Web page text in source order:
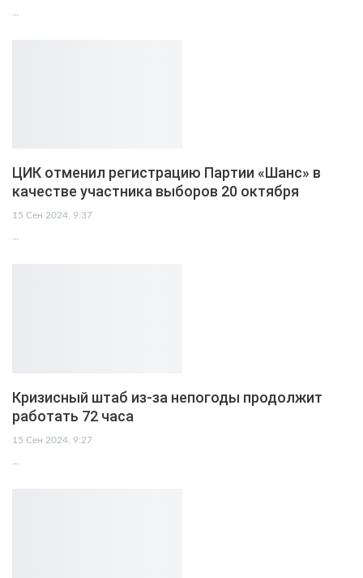
ЦИК отменил регистрацию Партии «Шанс» в
качестве участника выборов 20 октября
15 Сен 2024, 9:37
…
Кризисный штаб из-за непогоды продолжит
работать 72 часа
15 Сен 2024, 9:27